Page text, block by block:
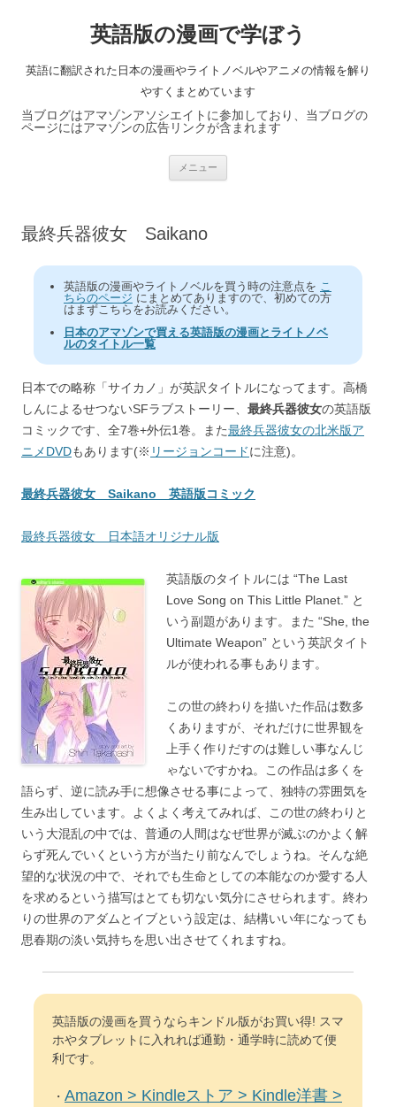
英語版の漫画で学ぼう
英語に翻訳された日本の漫画やライトノベルやアニメの情報を解り
やすくまとめています
当ブログはアマゾンアソシエイトに参加しており、当ブログの
ページにはアマゾンの広告リンクが含まれます
メニュー
最終兵器彼女 Saikano
英語版の漫画やライトノベルを買う時の注意点を こ
ちらのページ にまとめてありますので、初めての方
はまずこちらをお読みください。
日本のアマゾンで買える英語版の漫画とライトノベ
ルのタイトル一覧
日本での略称「サイカノ」が英訳タイトルになってます。高橋
しんによるせつないSFラブストーリー、 最終兵器彼女の英語版
コミックです、全7巻+外伝1巻。また最終兵器彼女の北米版ア
ニメDVDもあります(※ リージョンコードに注意)。
最終兵器彼女 Saikano 英語版コミック
最終兵器彼女 日本語オリジナル版
英語版のタイトルには “The Last
Love Song on This Little Planet.” と
いう副題があります。また “She, the
Ultimate Weapon” という英訳タイト
ルが使われる事もあります。
この世の終わりを描いた作品は数多
くありますが、それだけに世界観を
上手く作りだすのは難しい事なんじ
ゃないですかね。この作品は多くを
語らず、逆に読み手に想像させる事によって、独特の雰囲気を
生み出しています。よくよく考えてみれば、この世の終わりと
いう大混乱の中では、普通の人間はなぜ世界が滅ぶのかよく解
らず死んでいくという方が当たり前なんでしょうね。そんな絶
望的な状況の中で、それでも生命としての本能なのか愛する人
を求めるという描写はとても切ない気分にさせられます。終わ
りの世界のアダムとイブという設定は、結構いい年になっても
思春期の淡い気持ちを思い出させてくれますね。
英語版の漫画を買うならキンドル版がお買い得! スマ
ホやタブレットに入れれば通勤・通学時に読めて便
利です。
・ Amazon > Kindleストア > Kindle洋書 >